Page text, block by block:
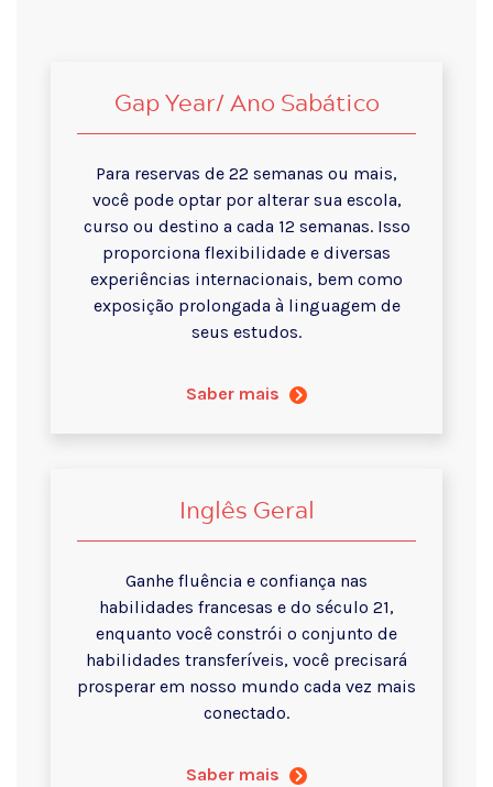
Gap Year/ Ano Sabático
Para reservas de 22 semanas ou mais,
você pode optar por alterar sua escola,
curso ou destino a cada 12 semanas. Isso
proporciona flexibilidade e diversas
experiências internacionais, bem como
exposição prolongada à linguagem de
seus estudos.
Saber mais
Inglês Geral
Ganhe fluência e confiança nas
habilidades francesas e do século 21,
enquanto você constrói o conjunto de
habilidades transferíveis, você precisará
prosperar em nosso mundo cada vez mais
conectado.
Saber mais